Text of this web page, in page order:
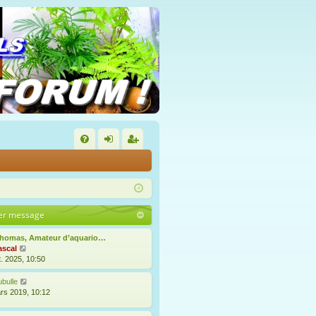
Q ne
on
nr
ist
message
Amateur d’aquario…
o
i
d
2025, 10:50
o
r
2019, 10:12